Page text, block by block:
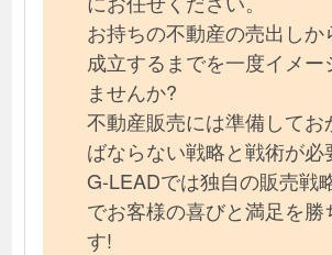
お持ちの不動産の売出しか
成立するまでを一度イメー
ませんか?
不動産販売には準備してお
ばならない戦略と戦術が必
G-LEADでは独自の販売戦
でお客様の喜びと満足を勝
す!